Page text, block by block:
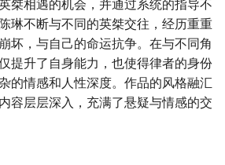
桀相遇的机会，并通过系统的指导不
琳不断与不同的英桀交往，经历重重
坏，与自己的命运抗争。在与不同角
提升了自身能力，也使得律者的身份
的情感和人性深度。作品的风格融汇
容层层深入，充满了悬疑与情感的交